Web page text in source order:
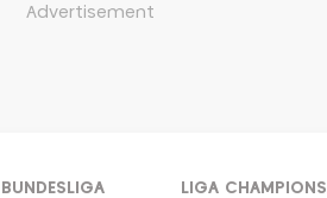
Advertisement
BUNDESLIGA LIGA CHAMPIONS